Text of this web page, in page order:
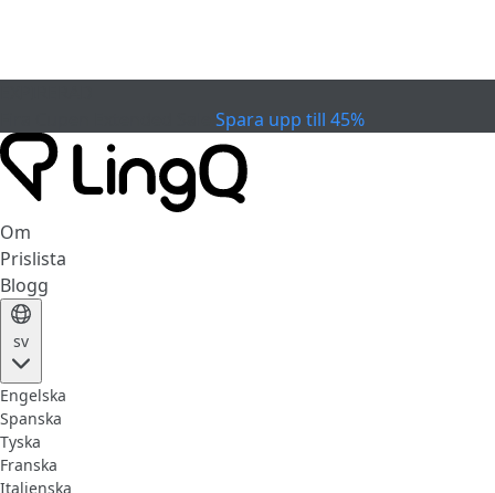
Spara upp till 45%
Om
Prislista
Blogg
sv
Engelska
Spanska
Tyska
Franska
Italienska